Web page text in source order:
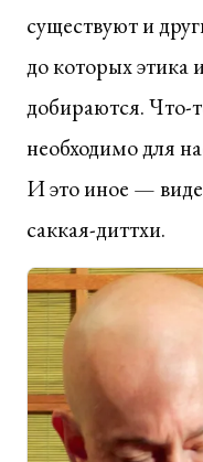
существуют и
до которых этика
добираются. Что-
необходимо для
И это иное —
саккая-диттхи.